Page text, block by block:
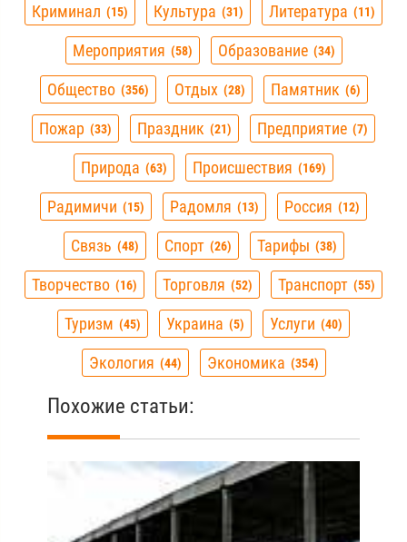
Криминал 15 Культура 31 Литература 11
Мероприятия 58 Образование 34
Общество 356 Отдых 28 Памятник 6
Пожар 33 Праздник 21 Предприятие 7
Природа 63 Происшествия 169
Радимичи 15 Радомля 13 Россия 12
Связь 48 Спорт 26 Тарифы 38
Творчество 16 Торговля 52 Транспорт 55
Туризм 45 Украина 5 Услуги 40
Экология 44 Экономика 354
Похожие статьи: